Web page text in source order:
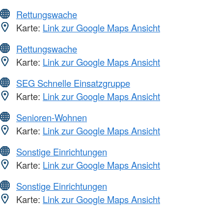
Rettungswache
Karte: Link zur Google Maps Ansicht
Rettungswache
Karte: Link zur Google Maps Ansicht
SEG Schnelle Einsatzgruppe
Karte: Link zur Google Maps Ansicht
Senioren-Wohnen
Karte: Link zur Google Maps Ansicht
Sonstige Einrichtungen
Karte: Link zur Google Maps Ansicht
Sonstige Einrichtungen
Karte: Link zur Google Maps Ansicht